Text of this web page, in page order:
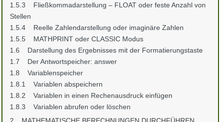
1.5.3 Fließkommadarstellung – FLOAT oder feste Anzahl von
Stellen
1.5.4 Reelle Zahlendarstellung oder imaginäre Zahlen
1.5.5 MATHPRINT oder CLASSIC Modus
1.6 Darstellung des Ergebnisses mit der Formatierungstaste
1.7 Der Antwortspeicher: answer
1.8 Variablenspeicher
1.8.1 Variablen abspeichern
1.8.2 Variablen in einen Rechenausdruck einfügen
1.8.3 Variablen abrufen oder löschen
2 MATHEMATISCHE BERECHNUNGEN DURCHFÜHREN